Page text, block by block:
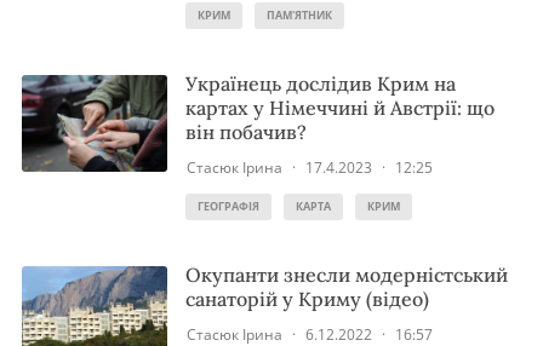
КРИМ ПАМ'ЯТНИК
Українець дослідив Крим на
картах у Німеччині й Австрії: що
він побачив?
Стасюк Ірина · 17.4.2023 · 12:25
ГЕОГРАФІЯ КАРТА КРИМ
Окупанти знесли модерністський
санаторій у Криму (відео)
Стасюк Ірина · 6.12.2022 · 16:57